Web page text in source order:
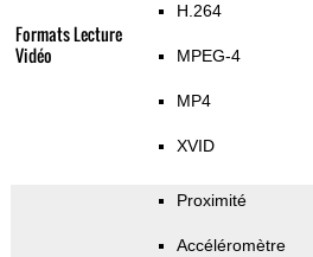
Formats Lecture
Vidéo
H.264
MPEG-4
MP4
XVID
Proximité
Accéléromètre